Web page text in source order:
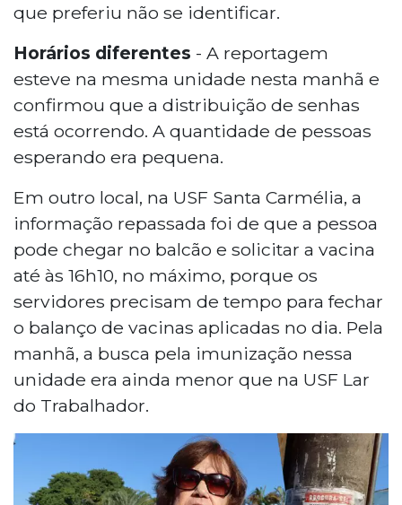
que preferiu não se identificar.
Horários diferentes - A reportagem
esteve na mesma unidade nesta manhã e
confirmou que a distribuição de senhas
está ocorrendo. A quantidade de pessoas
esperando era pequena.
Em outro local, na USF Santa Carmélia, a
informação repassada foi de que a pessoa
pode chegar no balcão e solicitar a vacina
até às 16h10, no máximo, porque os
servidores precisam de tempo para fechar
o balanço de vacinas aplicadas no dia. Pela
manhã, a busca pela imunização nessa
unidade era ainda menor que na USF Lar
do Trabalhador.